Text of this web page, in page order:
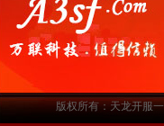
版权所有：天龙开服